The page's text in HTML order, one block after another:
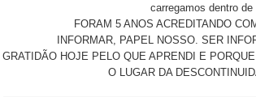
carregamos dentro de
FORAM 5 ANOS ACREDITANDO
INFORMAR, PAPEL NOSSO. SER
GRATIDÃO HOJE PELO QUE APRENDI E
O LUGAR DA